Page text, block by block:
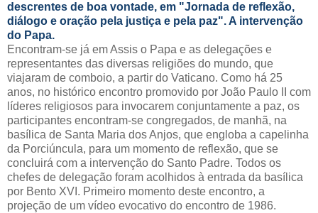
descrentes de boa vontade, em "Jornada de reflexão,
diálogo e oração pela justiça e pela paz". A intervenção
do Papa.
Encontram-se já em Assis o Papa e as delegações e
representantes das diversas religiões do mundo, que
viajaram de comboio, a partir do Vaticano. Como há 25
anos, no histórico encontro promovido por João Paulo II com
líderes religiosos para invocarem conjuntamente a paz, os
participantes encontram-se congregados, de manhã, na
basílica de Santa Maria dos Anjos, que engloba a capelinha
da Porciúncula, para um momento de reflexão, que se
concluirá com a intervenção do Santo Padre. Todos os
chefes de delegação foram acolhidos à entrada da basílica
por Bento XVI. Primeiro momento deste encontro, a
projeção de um vídeo evocativo do encontro de 1986.